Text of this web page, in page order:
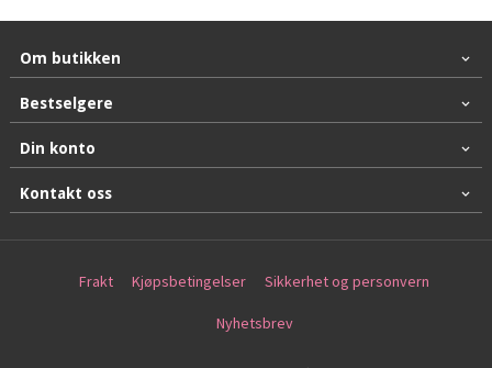
Om butikken
Bestselgere
Din konto
Kontakt oss
Frakt Kjøpsbetingelser Sikkerhet og personvern
Nyhetsbrev